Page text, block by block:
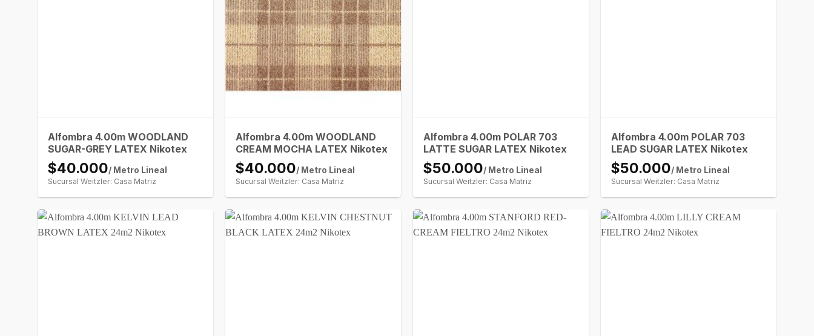
Alfombra 4.00m WOODLAND
SUGAR-GREY LATEX Nikotex
$40.000/ Metro Lineal
Sucursal Weitzler: Casa Matriz
Alfombra 4.00m WOODLAND
CREAM MOCHA LATEX Nikotex
$40.000/ Metro Lineal
Sucursal Weitzler: Casa Matriz
Alfombra 4.00m POLAR 703
LATTE SUGAR LATEX Nikotex
$50.000/ Metro Lineal
Sucursal Weitzler: Casa Matriz
Alfombra 4.00m POLAR 703
LEAD SUGAR LATEX Nikotex
$50.000/ Metro Lineal
Sucursal Weitzler: Casa Matriz